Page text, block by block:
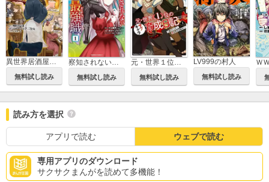
異世界居酒屋「のぶ」
無料試し読み 無料試し読み 無料試し読み
LV999の村人
無料試し読み
読み方を選択
アプリで読む ウェブで読む
専用アプリのダウンロード
サクサクまんがを読めて多機能！